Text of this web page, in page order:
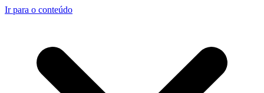
Ir para o conteúdo